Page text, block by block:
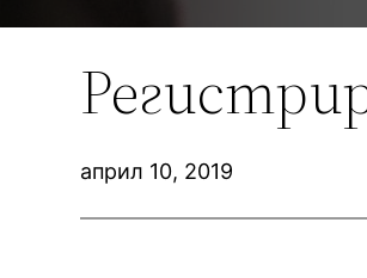
април 10, 2019